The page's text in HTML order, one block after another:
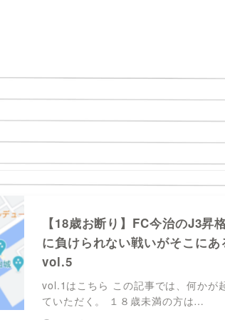
【18歳お断り】FC今治のJ3昇
に負けられない戦いがそこに
vol.5
vol.1はこちら この記事では、何かが
ていただく。 １８歳未満の方は…